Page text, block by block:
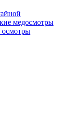
медосмотры
осмотры